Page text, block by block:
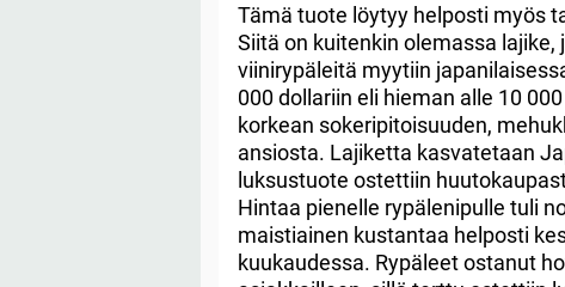
Tämä tuote löytyy helposti myös
Siitä on kuitenkin olemassa lajike,
viinirypäleitä myytiin
000 dollariin eli hieman alle 10
korkean sokeripitoisuuden,
ansiosta. Lajiketta kasvatetaan
luksustuote ostettiin
Hintaa pienelle rypälenipulle tuli
maistiainen kustantaa helposti
kuukaudessa. Rypäleet ostanut